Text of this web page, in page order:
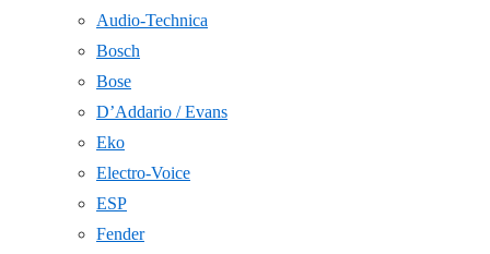
Audio-Technica
Bosch
Bose
D’Addario / Evans
Eko
Electro-Voice
ESP
Fender